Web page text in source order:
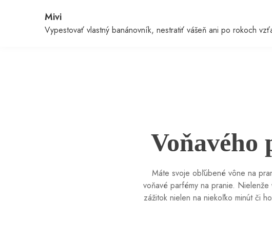
Mivi
Vypestovať vlastný banánovník, nestratiť vášeň ani po rokoch
Máte svoje obľúbené vône na
voňavé parfémy na pranie.
zážitok nielen na niekoľko minút či